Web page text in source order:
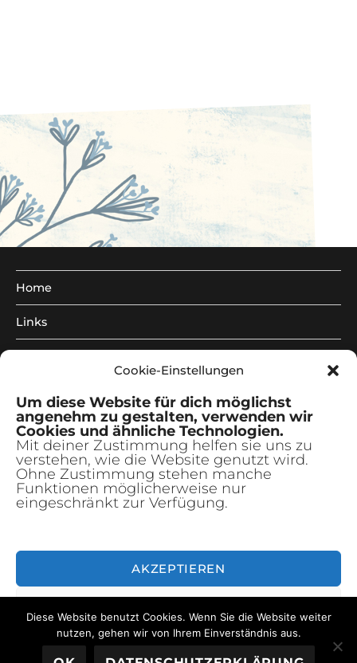
Cookie-Einstellungen
Um diese Website für dich möglichst
angenehm zu gestalten, verwenden wir
Cookies und ähnliche Technologien.
Mit deiner Zustimmung helfen sie uns zu
verstehen, wie die Website genutzt wird.
Ohne Zustimmung stehen manche
Funktionen möglicherweise nur
eingeschränkt zur Verfügung.
AKZEPTIEREN
EINSTELLUNGEN ANSEHEN
Home
Links
Kreativkurse
freie Arbeiten
Newsletter
© 2026 - Constanze Guhr Illustration
Impressum Datenschutzerklärung
Kontakt
Widerrufsbelehrung:
Cookie-Richtlinie (EU)
Diese Website benutzt Cookies. Wenn Sie die Website weiter
nutzen, gehen wir von Ihrem Einverständnis aus.